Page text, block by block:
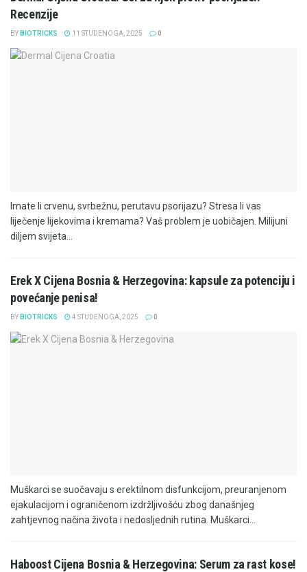
Recenzije
BY BIOTRICKS 11 STUDENOGA, 2025 0
Imate li crvenu, svrbežnu, perutavu psorijazu? Stresa li vas
liječenje lijekovima i kremama? Vaš problem je uobičajen. Milijuni
diljem svijeta...
Erek X Cijena Bosnia & Herzegovina: kapsule za potenciju i
povećanje penisa!
BY BIOTRICKS 4 STUDENOGA, 2025 0
Muškarci se suočavaju s erektilnom disfunkcijom, preuranjenom
ejakulacijom i ograničenom izdržljivošću zbog današnjeg
zahtjevnog načina života i nedosljednih rutina. Muškarci...
Haboost Cijena Bosnia & Herzegovina: Serum za rast kose!